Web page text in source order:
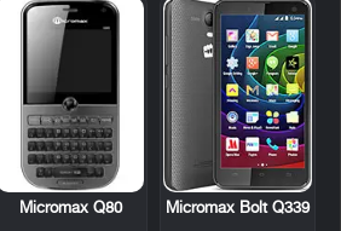
Micromax Bolt Q339
Micromax Q80